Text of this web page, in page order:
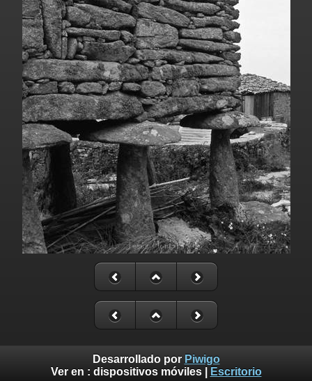
Desarrollado por Piwigo
Ver en : dispositivos móviles| Escritorio